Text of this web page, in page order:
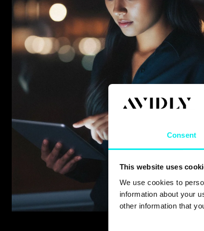
Consent
This website uses
We use cookies to
information about your
other information that